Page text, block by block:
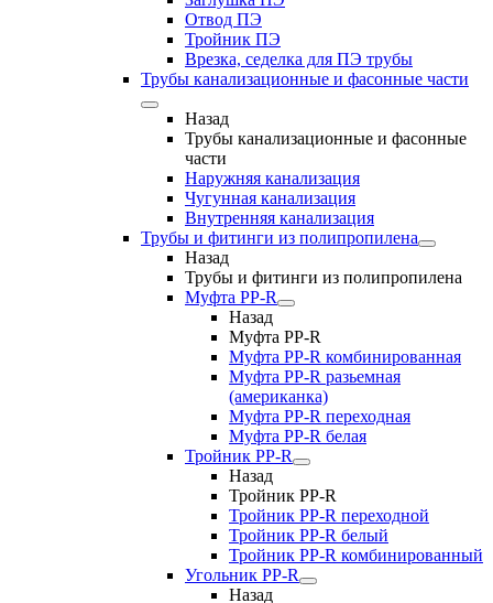
Отвод ПЭ
Тройник ПЭ
Врезка, седелка для ПЭ трубы
Трубы канализационные и фасонные части
Назад
Трубы канализационные и фасонные
части
Наружняя канализация
Чугунная канализация
Внутренняя канализация
Трубы и фитинги из полипропилена
Назад
Трубы и фитинги из полипропилена
Муфта PP-R
Назад
Муфта PP-R
Муфта РР-R комбинированная
Муфта РР-R разьемная
(американка)
Муфта РР-R переходная
Муфта РР-R белая
Тройник PP-R
Назад
Тройник PP-R
Тройник РР-R переходной
Тройник РР-R белый
Тройник РР-R комбинированный
Угольник PP-R
Назад